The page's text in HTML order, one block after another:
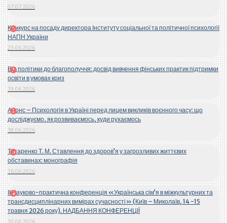
07.07.2026
Конкурс на посаду директора Інституту соціальної та політичної психології
НАПН України
23.06.2026
Від політики до благополуччя: досвід вивчення фінських практик підтримки
освіти в умовах криз
19.06.2026
Анонс – Психологія в Україні перед лицем викликів воєнного часу: що
досліджуємо, як розвиваємось, куди рухаємось
18.06.2026
Титаренко Т. М. Ставлення до здоров’я у загрозливих життєвих
обставинах: монографія
16.06.2026
ІІ Науково-практична конференція «Українська сім’я в міжкультурних та
трансдисциплінарних вимірах сучасності» (Київ – Миколаїв, 14 -15
травня 2026 року). НАДБАННЯ КОНФЕРЕНЦІЇ
10.06.2026